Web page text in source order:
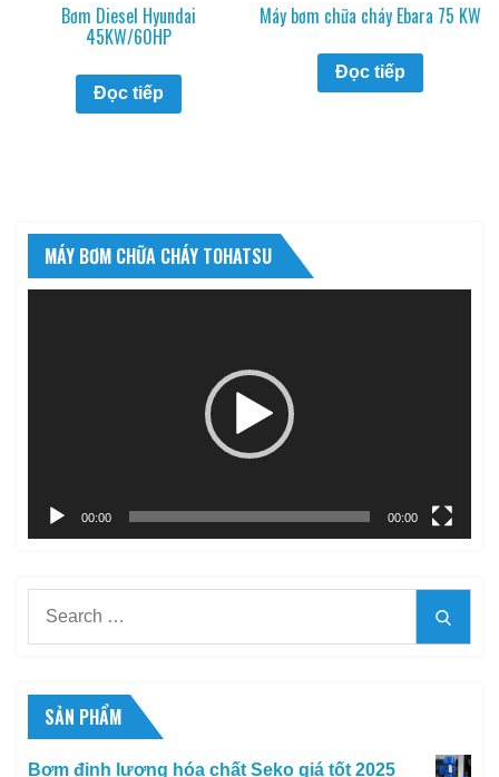
Bơm Diesel Hyundai
45KW/60HP
Đọc tiếp
Máy bơm chữa cháy Ebara 75 KW
Đọc tiếp
MÁY BƠM CHỮA CHÁY TOHATSU
00:00 00:00
SẢN PHẨM
Bơm định lượng hóa chất Seko giá tốt 2025